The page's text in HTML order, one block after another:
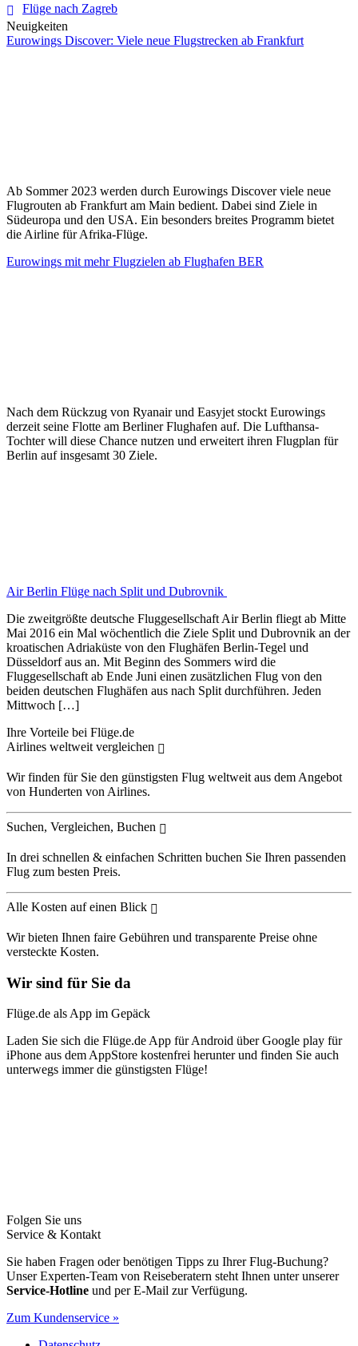
Flüge nach Zagreb
Neuigkeiten
Eurowings Discover: Viele neue Flugstrecken ab Frankfurt
Ab Sommer 2023 werden durch Eurowings Discover viele neue
Flugrouten ab Frankfurt am Main bedient. Dabei sind Ziele in
Südeuropa und den USA. Ein besonders breites Programm bietet
die Airline für Afrika-Flüge.
Eurowings mit mehr Flugzielen ab Flughafen BER
Nach dem Rückzug von Ryanair und Easyjet stockt Eurowings
derzeit seine Flotte am Berliner Flughafen auf. Die Lufthansa-
Tochter will diese Chance nutzen und erweitert ihren Flugplan für
Berlin auf insgesamt 30 Ziele.
Air Berlin Flüge nach Split und Dubrovnik
Die zweitgrößte deutsche Fluggesellschaft Air Berlin fliegt ab Mitte
Mai 2016 ein Mal wöchentlich die Ziele Split und Dubrovnik an der
kroatischen Adriaküste von den Flughäfen Berlin-Tegel und
Düsseldorf aus an. Mit Beginn des Sommers wird die
Fluggesellschaft ab Ende Juni einen zusätzlichen Flug von den
beiden deutschen Flughäfen aus nach Split durchführen. Jeden
Mittwoch […]
Ihre Vorteile bei Flüge.de
Airlines weltweit vergleichen
Wir finden für Sie den günstigsten Flug weltweit aus dem Angebot
von Hunderten von Airlines.
Suchen, Vergleichen, Buchen
In drei schnellen & einfachen Schritten buchen Sie Ihren passenden
Flug zum besten Preis.
Alle Kosten auf einen Blick
Wir bieten Ihnen faire Gebühren und transparente Preise ohne
versteckte Kosten.
Wir sind für Sie da
Flüge.de als App im Gepäck
Laden Sie sich die Flüge.de App für Android über Google play für
iPhone aus dem AppStore kostenfrei herunter und finden Sie auch
unterwegs immer die günstigsten Flüge!
Folgen Sie uns
Service & Kontakt
Sie haben Fragen oder benötigen Tipps zu Ihrer Flug-Buchung?
Unser Experten-Team von Reiseberatern steht Ihnen unter unserer
Service-Hotline und per E-Mail zur Verfügung.
Zum Kundenservice »